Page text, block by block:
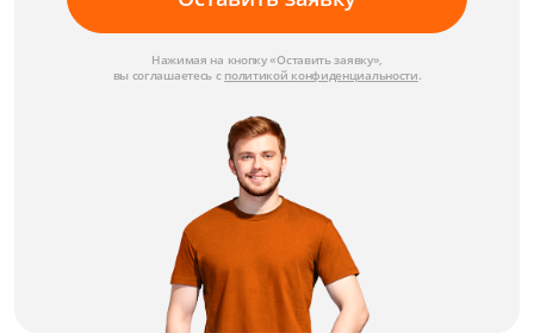
Нажимая на кнопку «Оставить заявку»,
вы соглашаетесь с политикой конфиденциальности.